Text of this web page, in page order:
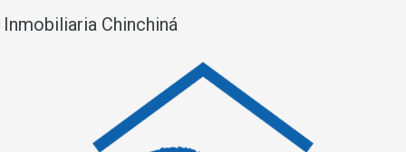
Inmobiliaria Chinchiná